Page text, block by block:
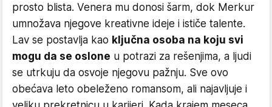
prosto blista. Venera mu donosi šarm, dok Merkur
umnožava njegove kreativne ideje i ističe talente.
Lav se postavlja kao ključna osoba na koju svi
mogu da se oslone u potrazi za rešenjima, a ljudi
se utrkuju da osvoje njegovu pažnju. Sve ovo
obećava leto obeleženo romansom, ali najavljuje i